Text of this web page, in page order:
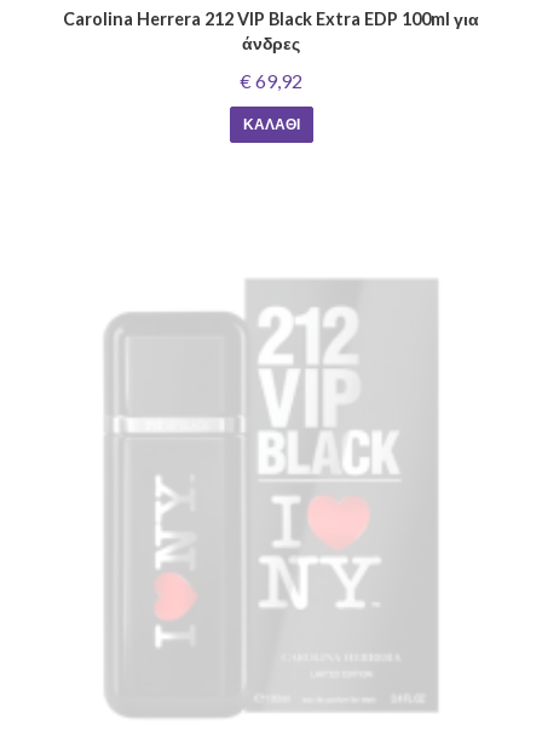
Carolina Herrera 212 VIP Black Extra EDP 100ml για
άνδρες
€ 69,92
ΚΑΛΆΘΙ